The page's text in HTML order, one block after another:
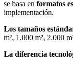
se basa en formatos
implementación.
Los tamaños
m², 1.000 m², 2.000
La diferencia